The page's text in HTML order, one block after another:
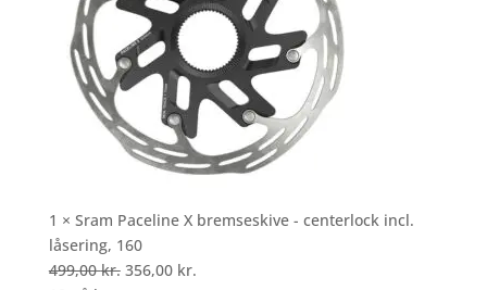
1 × Sram Paceline X bremseskive - centerlock incl.
låsering, 160
499,00kr. Den
356,00 kr.Den